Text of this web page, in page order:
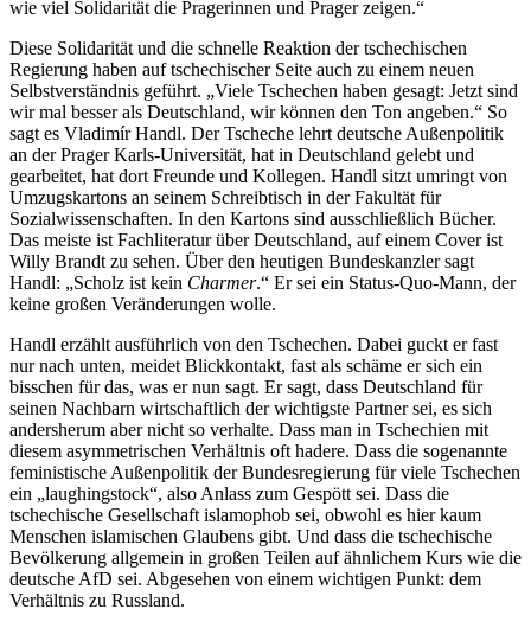
wie viel Solidarität die Pragerinnen und Prager zeigen.“
Diese Solidarität und die schnelle Reaktion der tschechischen
Regierung haben auf tschechischer Seite auch zu einem neuen
Selbstverständnis geführt. „Viele Tschechen haben gesagt: Jetzt sind
wir mal besser als Deutschland, wir können den Ton angeben.“ So
sagt es Vladimír Handl. Der Tscheche lehrt deutsche Außenpolitik
an der Prager Karls-Universität, hat in Deutschland gelebt und
gearbeitet, hat dort Freunde und Kollegen. Handl sitzt umringt von
Umzugskartons an seinem Schreibtisch in der Fakultät für
Sozialwissenschaften. In den Kartons sind ausschließlich Bücher.
Das meiste ist Fachliteratur über Deutschland, auf einem Cover ist
Willy Brandt zu sehen. Über den heutigen Bundeskanzler sagt
Handl: „Scholz ist kein Charmer.“ Er sei ein Status-Quo-Mann, der
keine großen Veränderungen wolle.
Handl erzählt ausführlich von den Tschechen. Dabei guckt er fast
nur nach unten, meidet Blickkontakt, fast als schäme er sich ein
bisschen für das, was er nun sagt. Er sagt, dass Deutschland für
seinen Nachbarn wirtschaftlich der wichtigste Partner sei, es sich
andersherum aber nicht so verhalte. Dass man in Tschechien mit
diesem asymmetrischen Verhältnis oft hadere. Dass die sogenannte
feministische Außenpolitik der Bundesregierung für viele Tschechen
ein „laughingstock“, also Anlass zum Gespött sei. Dass die
tschechische Gesellschaft islamophob sei, obwohl es hier kaum
Menschen islamischen Glaubens gibt. Und dass die tschechische
Bevölkerung allgemein in großen Teilen auf ähnlichem Kurs wie die
deutsche AfD sei. Abgesehen von einem wichtigen Punkt: dem
Verhältnis zu Russland.